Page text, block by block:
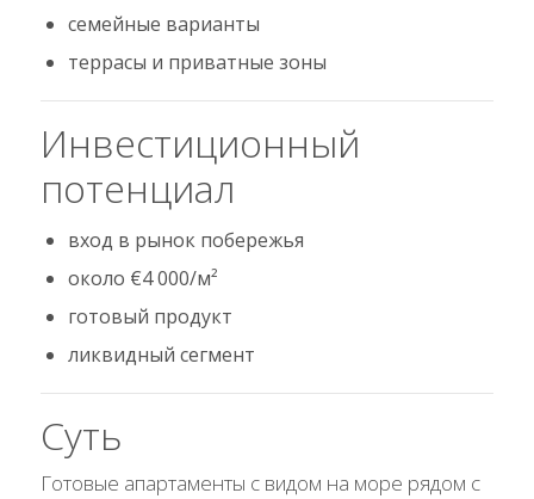
семейные варианты
террасы и приватные зоны
Инвестиционный
потенциал
вход в рынок побережья
около €4 000/м²
готовый продукт
ликвидный сегмент
Суть
Готовые апартаменты с видом на море рядом с